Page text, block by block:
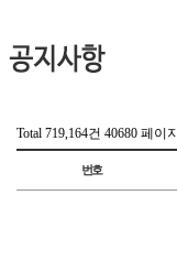
Total 719,164건 40680 페이지
번호